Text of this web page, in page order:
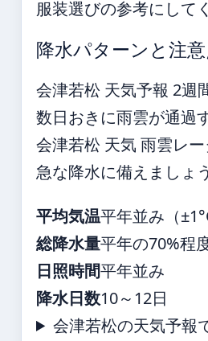
服装選びの参考にして
降水パターンと注意
会津若松 天気予報 2週
数日おきに雨雲が通過
会津若松 天気 雨雲レー
急な降水に備えましょう
平均気温平年並み（
総降水量平年の70%程
日照時間平年並み
降水日数10～12日
会津若松の天気予報